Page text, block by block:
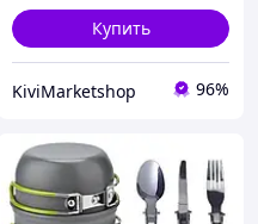
Купить
KiviMarketshop 96%